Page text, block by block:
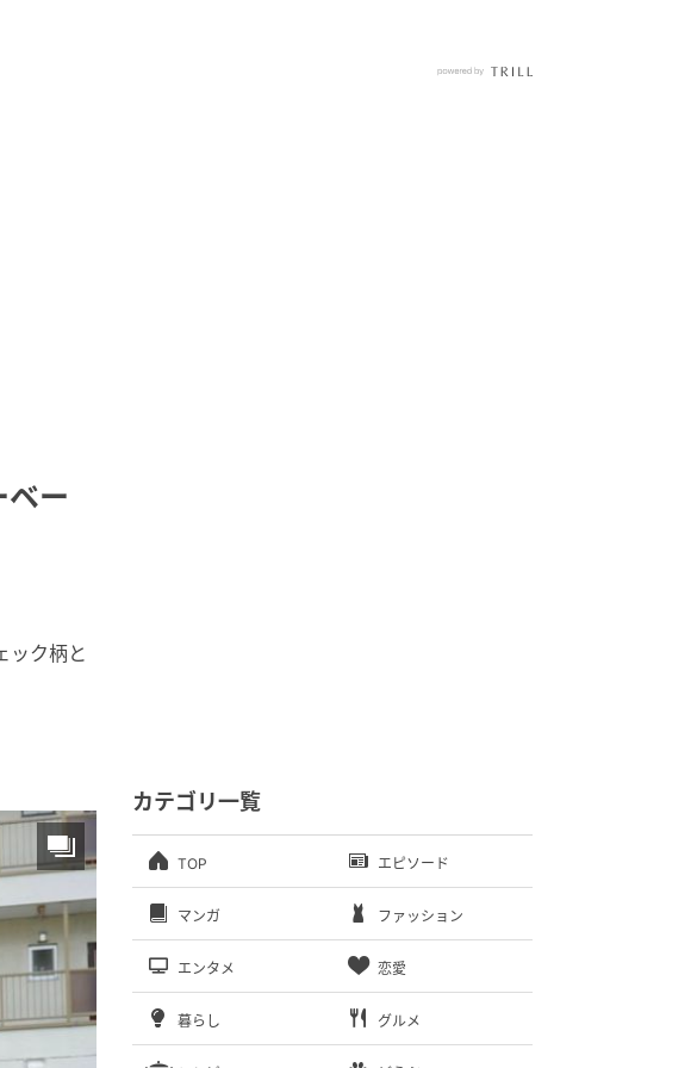
ベー
ック柄と
カテゴリ一覧
TOP エピソード
マンガ ファッション
エンタメ 恋愛
暮らし グルメ